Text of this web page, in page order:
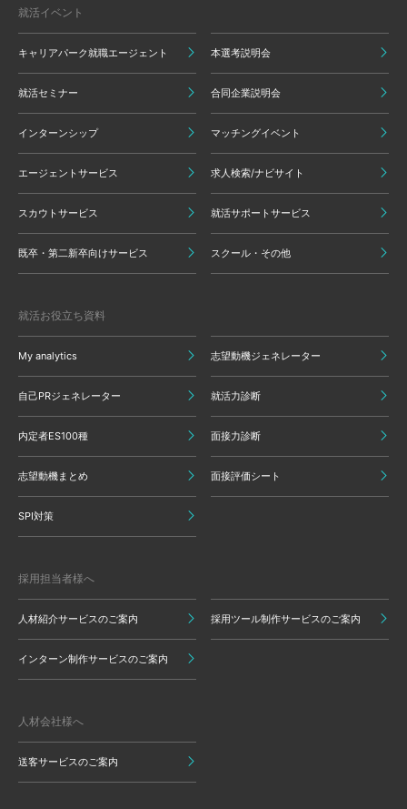
就活イベント
キャリアパーク就職エージェント 本選考説明会
就活セミナー 合同企業説明会
インターンシップ マッチングイベント
エージェントサービス 求人検索/ナビサイト
スカウトサービス 就活サポートサービス
既卒・第二新卒向けサービス スクール・その他
就活お役立ち資料
My analytics 志望動機ジェネレーター
自己PRジェネレーター 就活力診断
内定者ES100種 面接力診断
志望動機まとめ 面接評価シート
SPI対策
採用担当者様へ
人材紹介サービスのご案内 採用ツール制作サービスのご案内
インターン制作サービスのご案内
人材会社様へ
送客サービスのご案内